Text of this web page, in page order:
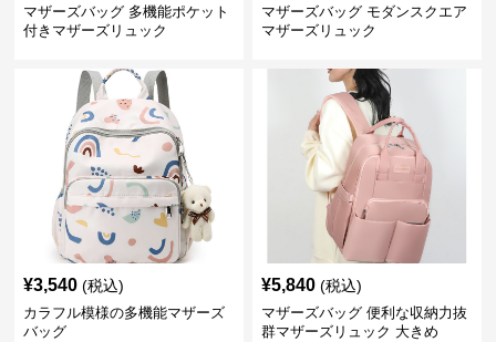
マザーズバッグ 多機能ポケット
付きマザーズリュック
マザーズバッグ モダンスクエア
マザーズリュック
¥3,540 (税込)
カラフル模様の多機能マザーズ
バッグ
¥5,840 (税込)
マザーズバッグ 便利な収納力抜
群マザーズリュック 大きめ